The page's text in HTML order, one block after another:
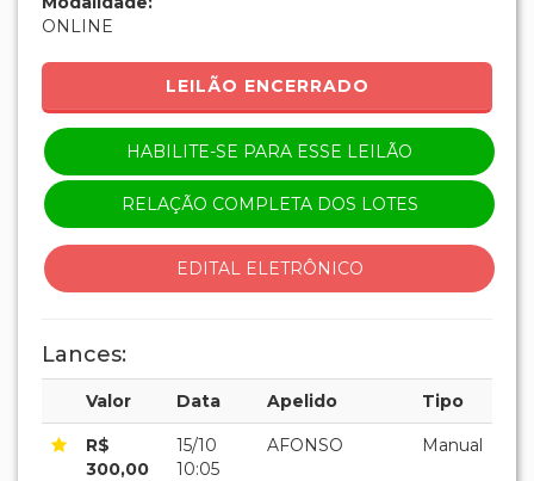
ONLINE
LEILÃO ENCERRADO
HABILITE-SE PARA ESSE LEILÃO
RELAÇÃO COMPLETA DOS LOTES
EDITAL ELETRÔNICO
Lances:
Valor Data Apelido Tipo
R$
300,00
15/10
10:05
AFONSO Manual